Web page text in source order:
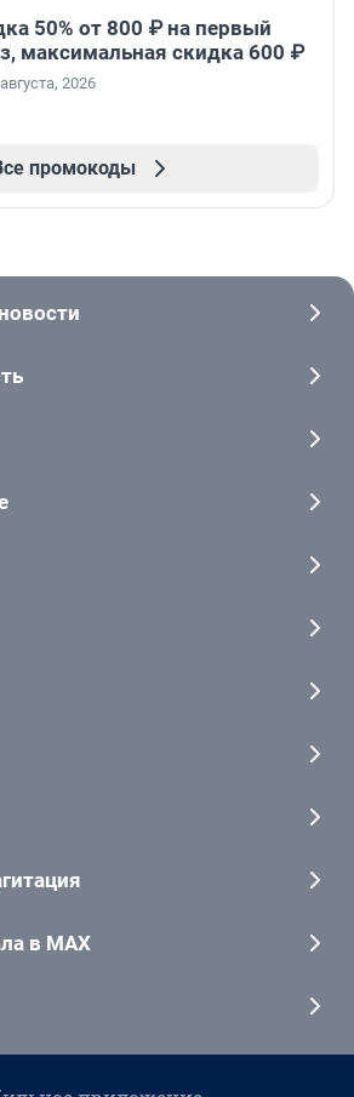
50% от 800 ₽ на первый
максимальная скидка 600 ₽
2026
промокоды
в MAX